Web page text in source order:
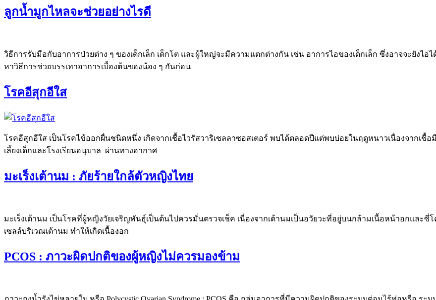
ลูกน้ำมูกไหลจะช่วยอย่างไรดี
วิธีการรับมือกับอาการป่วยต่าง ๆ ของเด็กเล็ก เด็กโต และผู้ใหญ่จะมีความแตกต่างกัน เช่น อาการไอของเด็กเล็ก ซึ่งอาจจะยัง
หาวิธีการช่วยบรรเทาอาการเบื้องต้นของน้อง ๆ กันก่อน
โรคอีสุกอีใส
โรคอีสุกอีใส เป็นโรคไข้ออกผื่นชนิดหนึ่ง เกิดจากเชื้อไวรัสวาริเซลลาซอสเตอร์ พบได้ตลอดปีแต่พบบ่อยในฤดูหนาวเนื่องจากเชื้
เลี้ยงเด็กและโรงเรียนอนุบาล ผ่านทางอากาศ
มะเร็งเต้านม : ภัยร้ายใกล้ตัวหญิงไทย
มะเร็งเต้านม เป็นโรคที่ผู้หญิงวัยเจริญพันธุ์เป็นต้นไปควรมั่นตรวจเช็ค เนื่องจากเต้านมเป็นอวัยวะที่อยู่บนกล้ามเนื้อหน้าอกและซี่
เซลล์บริเวณเต้านม ทำให้เกิดเนื้องอก
PCOS : ภาวะผิดปกติของผู้หญิงไม่ควรมองข้าม